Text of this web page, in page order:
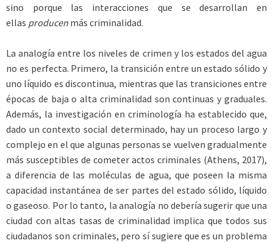
sino porque las interacciones que se desarrollan en
ellas producen más criminalidad.
La analogía entre los niveles de crimen y los estados del agua
no es perfecta. Primero, la transición entre un estado sólido y
uno líquido es discontinua, mientras que las transiciones entre
épocas de baja o alta criminalidad son continuas y graduales.
Además, la investigación en criminología ha establecido que,
dado un contexto social determinado, hay un proceso largo y
complejo en el que algunas personas se vuelven gradualmente
más susceptibles de cometer actos criminales (Athens, 2017),
a diferencia de las moléculas de agua, que poseen la misma
capacidad instantánea de ser partes del estado sólido, líquido
o gaseoso. Por lo tanto, la analogía no debería sugerir que una
ciudad con altas tasas de criminalidad implica que todos sus
ciudadanos son criminales, pero sí sugiere que es un problema